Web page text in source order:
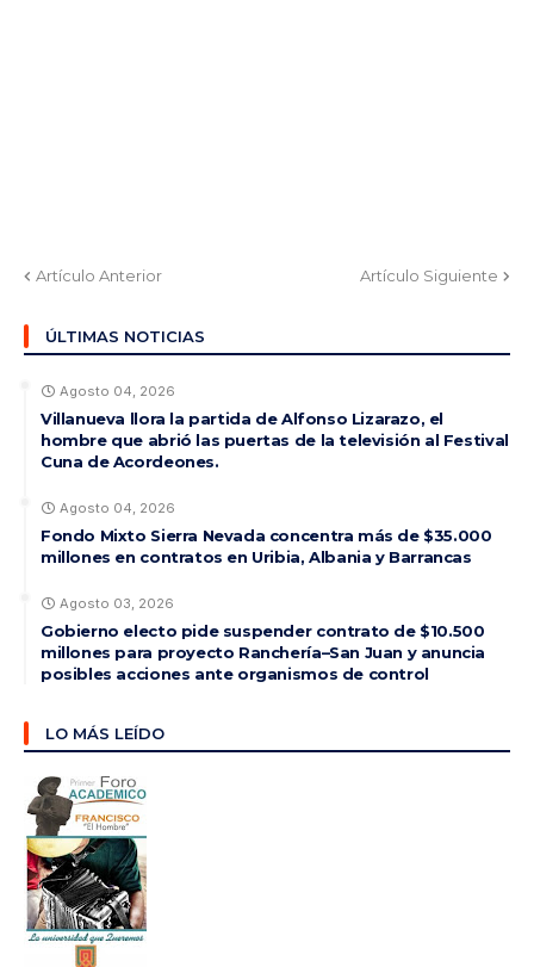
Artículo Anterior Artículo Siguiente
ÚLTIMAS NOTICIAS
Agosto 04, 2026
Villanueva llora la partida de Alfonso Lizarazo, el
hombre que abrió las puertas de la televisión al Festival
Cuna de Acordeones.
Agosto 04, 2026
Fondo Mixto Sierra Nevada concentra más de $35.000
millones en contratos en Uribia, Albania y Barrancas
Agosto 03, 2026
Gobierno electo pide suspender contrato de $10.500
millones para proyecto Ranchería–San Juan y anuncia
posibles acciones ante organismos de control
LO MÁS LEÍDO